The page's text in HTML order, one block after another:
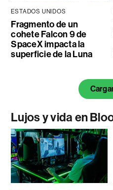
ESTADOS UNIDOS
Fragmento de un
cohete Falcon 9 de
SpaceX impacta la
superficie de la Luna
Lujos y vida en